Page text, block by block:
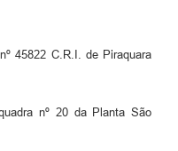
45822 C.R.I. de Piraquara
nº 20 da Planta São